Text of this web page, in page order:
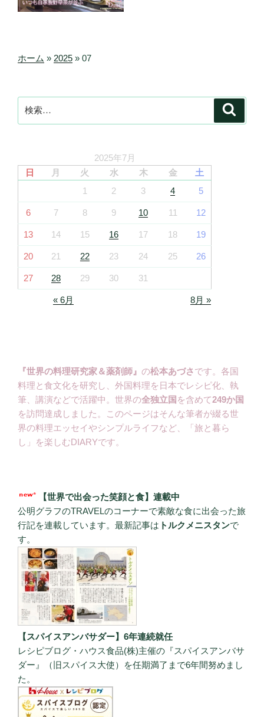
ホーム » 2025 » 07
索:
2025年7月
日
月 火 水 木 金
土
1
2 3 4 5
6 7 8 9 10 11 12
13 14 15 16 17 18 19
20 21 22 23 24 25 26
27 28 29 30 31
« 6月 8月 »
『世界の料理研究家＆薬剤師』 の松本あづさです。各国
料理と食文化を研究し、外国料理を日本でレシピ化、執
筆、講演などで活躍中。世界の全独立国 を含めて249か国
を訪問達成しました。このページはそんな筆者が綴る世
界の料理エッセイやシンプルライフなど、「旅と暮ら
し」を楽しむDIARYです。
【世界で出会った笑顔と食】連載中
公明グラフのTRAVELのコーナーで素敵な食に出会った旅
行記を連載しています。最新記事は トルクメニスタンで
す。
【スパイスアンバサダー】6年連続就任
レシピブログ・ハウス食品(株)主催の『スパイスアンバサ
ダー』（旧スパイス大使）を任期満了まで6年間努めまし
た。